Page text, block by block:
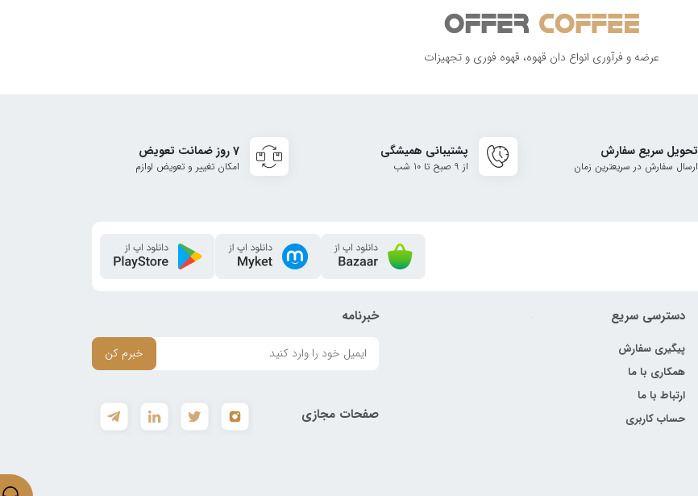
عرضه و فرآوری انواع دان قهوه، قهوه فوری و تجهیزات
تحویل سریع سفارش
ارسال سفارش در سریعترین زمان
پشتیبانی همیشگی
از 9 صبح تا 10 شب
7 روز ضمانت تعویض
امکان تغییر و تعویض لوازم
دسترسی سریع
پیگیری سفارش
همکاری با ما
ارتباط با ما
حساب کاربری
خبرنامه
خبرم کن
صفحات مجازی